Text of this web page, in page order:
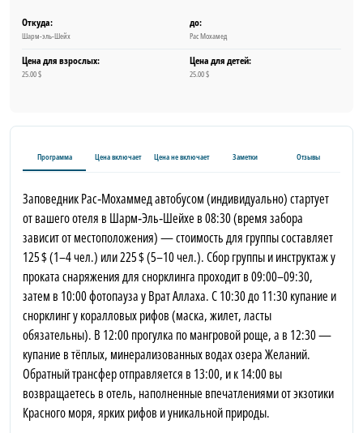
Откуда:
Шарм-эль-Шейх
до:
Рас Мохамед
Цена для взрослых:
25.00 $
Цена для детей:
25.00 $
Программа Цена включает Цена не включает Заметки Отзывы
Заповедник Рас‑Мохаммед автобусом (индивидуально) стартует
от вашего отеля в Шарм‑Эль‑Шейхе в 08:30 (время забора
зависит от местоположения) — стоимость для группы составляет
125 $ (1–4 чел.) или 225 $ (5–10 чел.). Сбор группы и инструктаж у
проката снаряжения для снорклинга проходит в 09:00–09:30,
затем в 10:00 фотопауза у Врат Аллаха. С 10:30 до 11:30 купание и
снорклинг у коралловых рифов (маска, жилет, ласты
обязательны). В 12:00 прогулка по мангровой роще, а в 12:30 —
купание в тёплых, минерализованных водах озера Желаний.
Обратный трансфер отправляется в 13:00, и к 14:00 вы
возвращаетесь в отель, наполненные впечатлениями от экзотики
Красного моря, ярких рифов и уникальной природы.